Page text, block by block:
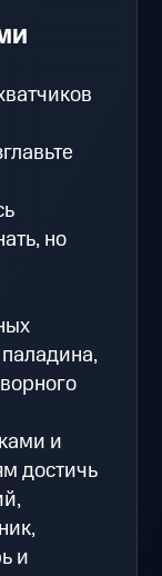
но
и
достичь
и